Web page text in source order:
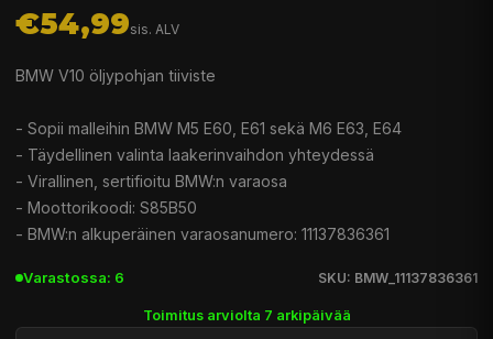
€54,99sis. ALV
BMW V10 öljypohjan tiiviste
- Sopii malleihin BMW M5 E60, E61 sekä M6 E63, E64
- Täydellinen valinta laakerinvaihdon yhteydessä
- Virallinen, sertifioitu BMW:n varaosa
- Moottorikoodi: S85B50
- BMW:n alkuperäinen varaosanumero: 11137836361
Varastossa: 6 SKU: BMW_11137836361
Toimitus arviolta 7 arkipäivää